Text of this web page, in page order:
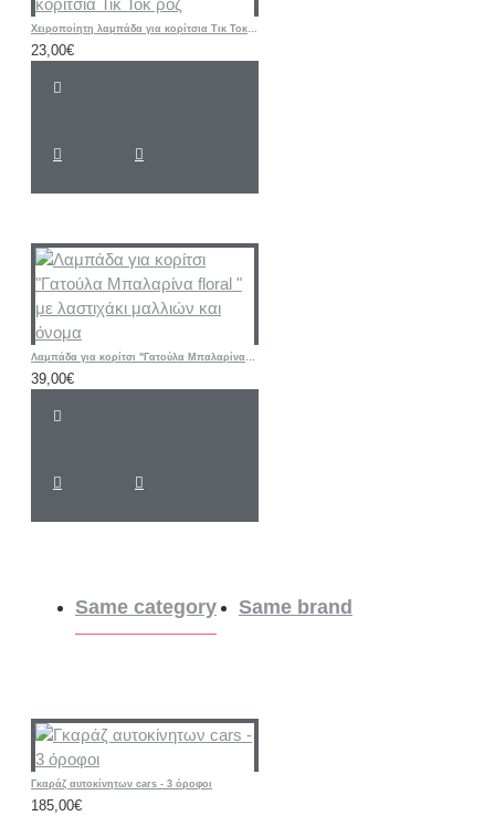
Χειροποίητη λαμπάδα για κορίτσια Τικ Τοκ ροζ
23,00€
Λαμπάδα για κορίτσι "Γατούλα Μπαλαρίνα floral " με λαστιχάκι μαλλιών και όνομα
39,00€
Same category Same brand
Γκαράζ αυτοκίνητων cars - 3 όροφοι
185,00€